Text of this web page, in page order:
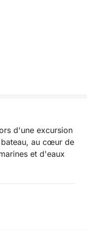
d'une excursion
au cœur de
et d'eaux
l'une des plus
où nature, mer et